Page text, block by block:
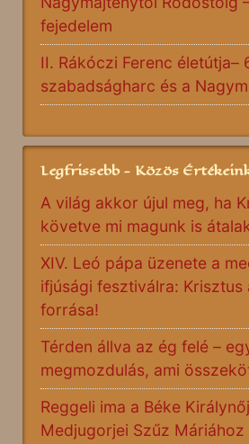
fejedelem
II. Rákóczi Ferenc életútja–
szabadságharc és a
Legfrissebb - Közös
A világ akkor újul meg, ha
követve mi magunk is
XIV. Leó pápa üzenete a
ifjúsági fesztiválra: Krisztus
forrása!
Térden állva az ég felé –
megmozdulás, ami
Reggeli ima a Béke
Medjugorjei Szűz Máriához